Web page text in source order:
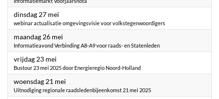
dinsdag 27 mei
webinar actualisatie omgevingsvisie voor volkstegenwoordigers
maandag 26 mei
Informatieavond Verbinding A8-A9 voor raads- en Statenleden
vrijdag 23 mei
Bustour 23 mei 2025 door Energieregio Noord-Holland
woensdag 21 mei
Uitnodiging regionale raadsledenbijeenkomst 21 mei 2025